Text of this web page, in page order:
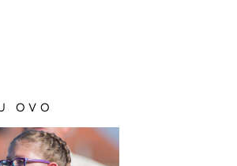
OVO